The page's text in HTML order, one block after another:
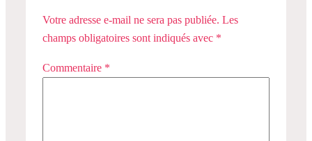
Votre adresse e-mail ne sera pas publiée. Les
champs obligatoires sont indiqués avec *
Commentaire *